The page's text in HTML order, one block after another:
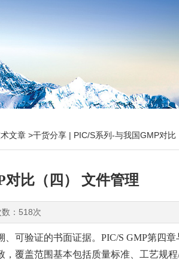
文章 >干货分享 | PIC/S系列-与我国GMP对比
比（四） 文件管理
：518次
可验证的书面证据。PIC/S GMP第四章
覆盖范围基本包括质量标准、工艺规